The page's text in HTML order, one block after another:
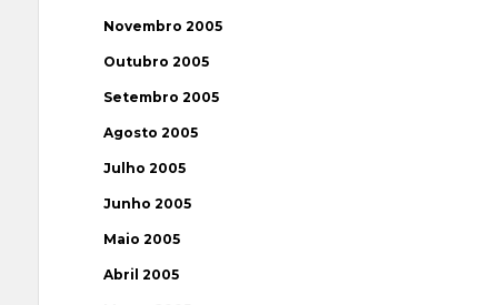
Novembro 2005
Outubro 2005
Setembro 2005
Agosto 2005
Julho 2005
Junho 2005
Maio 2005
Abril 2005